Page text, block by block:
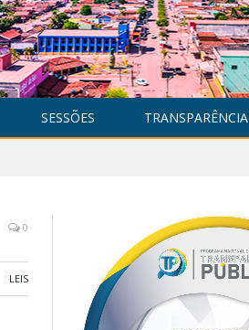
SESSÕES TRANSPARÊNCIA
0
LEIS